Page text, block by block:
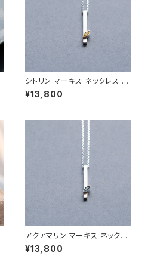
シトリン マーキス ネックレス シ
ルバー925 11月誕生石 メンズ
ユニセックス
¥13,800
アクアマリン マーキス ネックレ
ス シルバー925 3月誕生石 メ
ンズ ユニセックス
¥13,800